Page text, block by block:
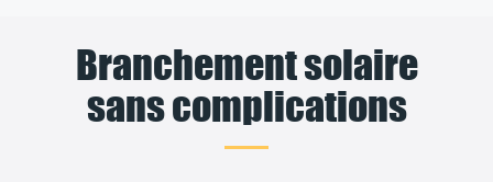
Branchement solaire
sans complications